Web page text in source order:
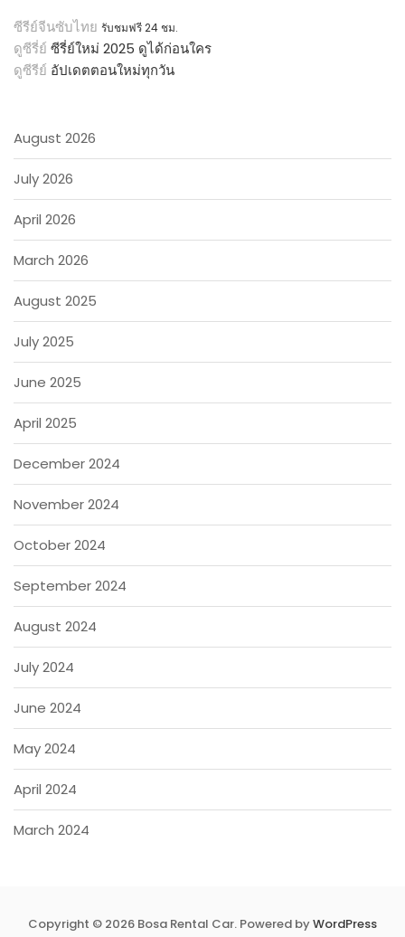
ซีรีย์จีนซับไทย รับชมฟรี 24 ชม.
ดูซีรี่ย์ ซีรี่ย์ใหม่ 2025 ดูได้ก่อนใคร
ดูซีรีย์ อัปเดตตอนใหม่ทุกวัน
August 2026
July 2026
April 2026
March 2026
August 2025
July 2025
June 2025
April 2025
December 2024
November 2024
October 2024
September 2024
August 2024
July 2024
June 2024
May 2024
April 2024
March 2024
Copyright © 2026 Bosa Rental Car. Powered byWordPress